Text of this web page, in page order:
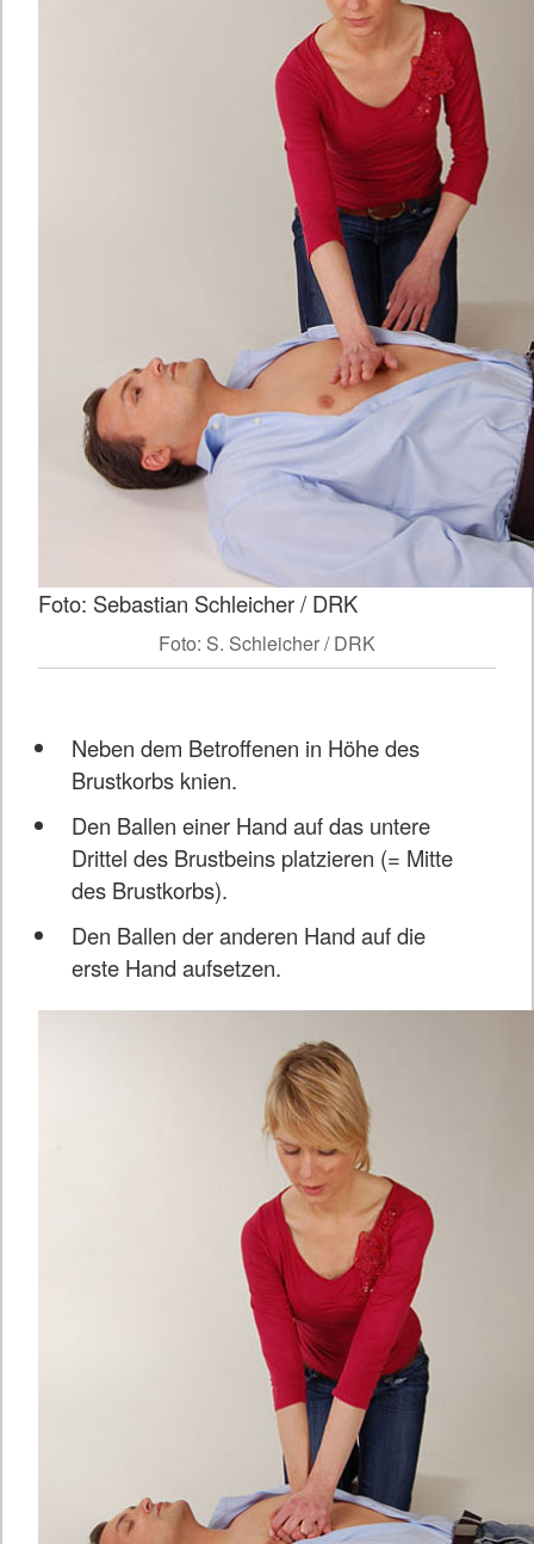
Foto: Sebastian Schleicher / DRK
Foto: S. Schleicher / DRK
Neben dem Betroffenen in Höhe des
Brustkorbs knien.
Den Ballen einer Hand auf das untere
Drittel des Brustbeins platzieren (= Mitte
des Brustkorbs).
Den Ballen der anderen Hand auf die
erste Hand aufsetzen.